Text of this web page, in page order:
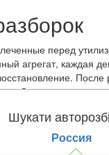
Шукати
Россия
перед
агрегат, каждая
в Золотникидают
магазина также
бережно
дорогах